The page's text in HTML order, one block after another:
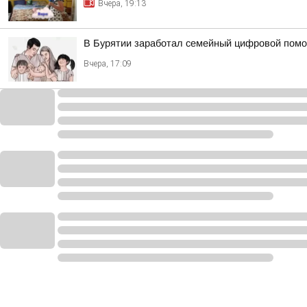
Вчера, 19:13
В Бурятии заработал семейный цифровой
Вчера, 17:09